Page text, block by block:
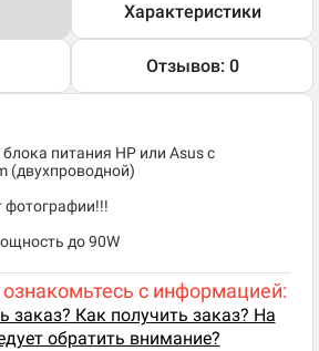
Характеристики
Отзывов: 0
питания HP или Asus с
(двухпроводной)
фотографии!!!
до 90W
с информацией:
заказ? Как получить заказ? На
обратить внимание?